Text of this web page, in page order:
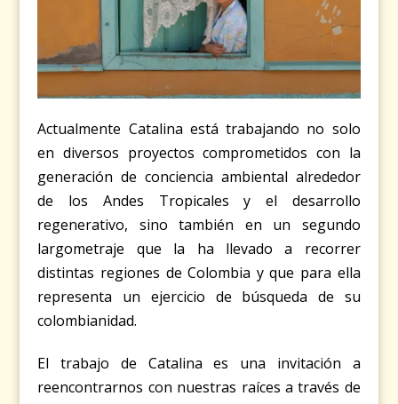
Actualmente Catalina está trabajando no solo
en diversos proyectos comprometidos con la
generación de conciencia ambiental alrededor
de los Andes Tropicales y el desarrollo
regenerativo, sino también en un segundo
largometraje que la ha llevado a recorrer
distintas regiones de Colombia y que para ella
representa un ejercicio de búsqueda de su
colombianidad.
El trabajo de Catalina es una invitación a
reencontrarnos con nuestras raíces a través de